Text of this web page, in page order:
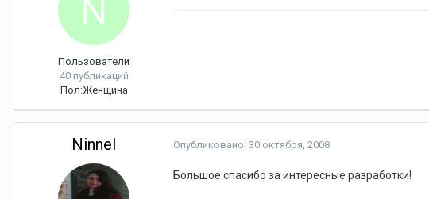
Пользователи
40 публикаций
Пол:Женщина
Ninnel Опубликовано: 30 октября, 2008
Большое спасибо за интересные разработки!